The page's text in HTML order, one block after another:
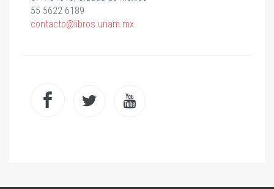
55 5622 6189
contacto@libros.unam.mx